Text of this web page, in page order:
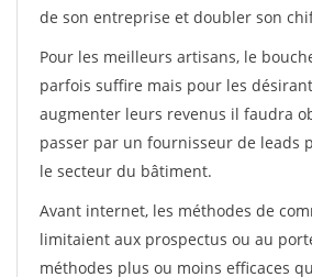
de son entreprise et doubler son
Pour les meilleurs artisans, le
parfois suffire mais pour les
augmenter leurs revenus il faudra
passer par un fournisseur de leads
le secteur du bâtiment.
Avant internet, les méthodes de
limitaient aux prospectus ou au
méthodes plus ou moins efficaces